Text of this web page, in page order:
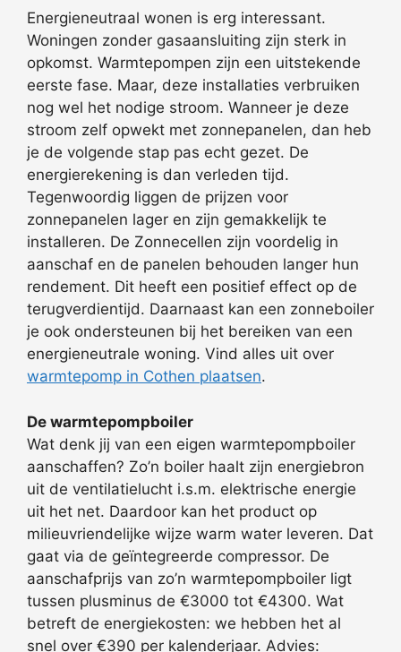
Energieneutraal wonen is erg interessant.
Woningen zonder gasaansluiting zijn sterk in
opkomst. Warmtepompen zijn een uitstekende
eerste fase. Maar, deze installaties verbruiken
nog wel het nodige stroom. Wanneer je deze
stroom zelf opwekt met zonnepanelen, dan heb
je de volgende stap pas echt gezet. De
energierekening is dan verleden tijd.
Tegenwoordig liggen de prijzen voor
zonnepanelen lager en zijn gemakkelijk te
installeren. De Zonnecellen zijn voordelig in
aanschaf en de panelen behouden langer hun
rendement. Dit heeft een positief effect op de
terugverdientijd. Daarnaast kan een zonneboiler
je ook ondersteunen bij het bereiken van een
energieneutrale woning. Vind alles uit over
warmtepomp in Cothen plaatsen.
De warmtepompboiler
Wat denk jij van een eigen warmtepompboiler
aanschaffen? Zo’n boiler haalt zijn energiebron
uit de ventilatielucht i.s.m. elektrische energie
uit het net. Daardoor kan het product op
milieuvriendelijke wijze warm water leveren. Dat
gaat via de geïntegreerde compressor. De
aanschafprijs van zo’n warmtepompboiler ligt
tussen plusminus de €3000 tot €4300. Wat
betreft de energiekosten: we hebben het al
snel over €390 per kalenderjaar. Advies: